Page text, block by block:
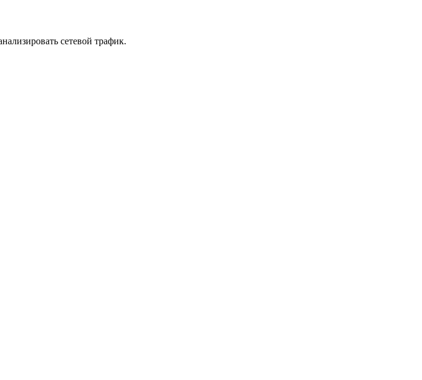
сетевой трафик.